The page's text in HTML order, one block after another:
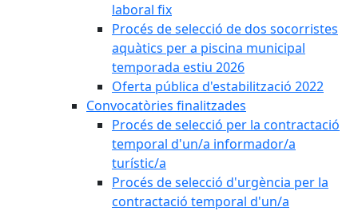
laboral fix
Procés de selecció de dos socorristes
aquàtics per a piscina municipal
temporada estiu 2026
Oferta pública d'estabilització 2022
Convocatòries finalitzades
Procés de selecció per la contractació
temporal d'un/a informador/a
turístic/a
Procés de selecció d'urgència per la
contractació temporal d'un/a